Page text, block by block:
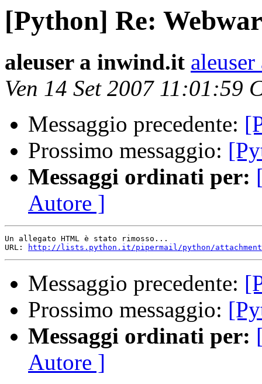
[Python] Re:
aleuser a inwind.it
Ven 14 Set 2007 11:01:59
Messaggio precedente:
Prossimo messaggio:
Messaggi ordinati per:
Autore ]
Un allegato HTML è stato rimosso...
URL:
http://lists.python.it/pipermail/python/
Messaggio precedente:
Prossimo messaggio:
Messaggi ordinati per:
Autore ]